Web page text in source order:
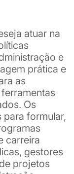
atuar na
e
prática e
as
Os
para formular,
carreira
gestores
projetos